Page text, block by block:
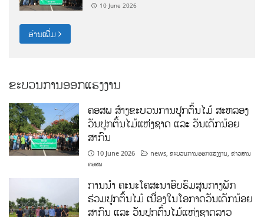
10 June 2026
ອ່ານເພີ່ມ
ຂະບວນການອອກແຮງງານ
ຄອສພ ສ້າງຂະບວນການປູກຕົ້ນໄມ້ ສະຫລອງ
ວັນປູກຕົ້ນໄມ້ແຫ່ງຊາດ ແລະ ວັນເດັກນ້ອຍ
ສາກົນ
10 June 2026 news ,ຂະບວນການອອກແຮງງານ ,ຂ່າວສານ
ຄອສພ
ການນໍາ ຄະນະໂຄສະນາອົບຮົມສູນກາງພັກ
ຮ່ວມປູກຕົ້ນໄມ້ ເນື່ອງໃນໂອກາດວັນເດັກນ້ອຍ
ສາກົນ ແລະ ວັນປູກຕົ້ນໄມ້ແຫ່ງຊາດລາວ